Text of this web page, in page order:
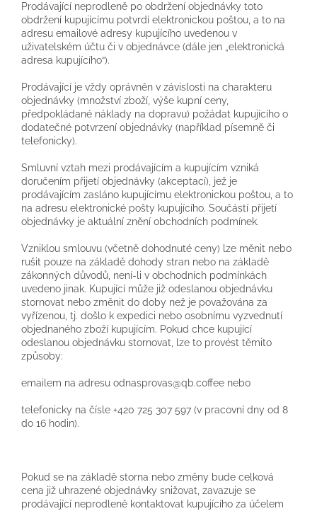
Prodávající neprodleně po obdržení objednávky toto
obdržení kupujícímu potvrdí elektronickou poštou, a to na
adresu emailové adresy kupujícího uvedenou v
uživatelském účtu či v objednávce (dále jen „elektronická
adresa kupujícího“).
Prodávající je vždy oprávněn v závislosti na charakteru
objednávky (množství zboží, výše kupní ceny,
předpokládané náklady na dopravu) požádat kupujícího o
dodatečné potvrzení objednávky (například písemně či
telefonicky).
Smluvní vztah mezi prodávajícím a kupujícím vzniká
doručením přijetí objednávky (akceptací), jež je
prodávajícím zasláno kupujícímu elektronickou poštou, a to
na adresu elektronické pošty kupujícího. Součástí přijetí
objednávky je aktuální znění obchodních podmínek.
Vzniklou smlouvu (včetně dohodnuté ceny) lze měnit nebo
rušit pouze na základě dohody stran nebo na základě
zákonných důvodů, není-li v obchodních podmínkách
uvedeno jinak. Kupující může již odeslanou objednávku
stornovat nebo změnit do doby než je považována za
vyřízenou, tj. došlo k expedici nebo osobnímu vyzvednutí
objednaného zboží kupujícím. Pokud chce kupující
odeslanou objednávku stornovat, lze to provést těmito
způsoby:
emailem na adresu odnasprovas@qb.coffee nebo
telefonicky na čísle +420 725 307 597 (v pracovní dny od 8
do 16 hodin).
Pokud se na základě storna nebo změny bude celková
cena již uhrazené objednávky snižovat, zavazuje se
prodávající neprodleně kontaktovat kupujícího za účelem